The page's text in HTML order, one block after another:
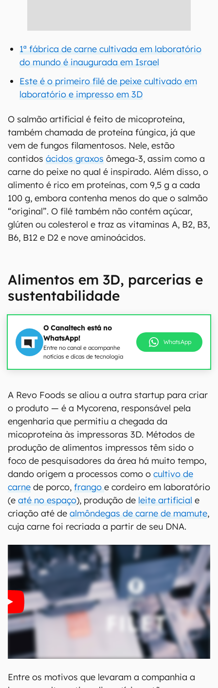
1ª fábrica de carne cultivada em laboratório
do mundo é inaugurada em Israel
Este é o primeiro filé de peixe cultivado em
laboratório e impresso em 3D
O salmão artificial é feito de micoproteína,
também chamada de proteína fúngica, já que
vem de fungos filamentosos. Nele, estão
contidos ácidos graxos ômega-3, assim como a
carne do peixe no qual é inspirado. Além disso, o
alimento é rico em proteínas, com 9,5 g a cada
100 g, embora contenha menos do que o salmão
“original”. O filé também não contém açúcar,
glúten ou colesterol e traz as vitaminas A, B2, B3,
B6, B12 e D2 e nove aminoácidos.
Alimentos em 3D, parcerias e
sustentabilidade
O Canaltech está no
WhatsApp!
Entre no canal e acompanhe
notícias e dicas de tecnologia
WhatsApp
00:00/20:46
A Revo Foods se aliou a outra startup para criar
o produto — é a Mycorena, responsável pela
engenharia que permitiu a chegada da
micoproteína às impressoras 3D. Métodos de
produção de alimentos impressos têm sido o
foco de pesquisadores da área há muito tempo,
dando origem a processos como o
cultivo de
carne
de porco,frangoe cordeiro em laboratório
(eaté no espaço), produção deleite artificial e
criação até de
almôndegas de carne de mamute,
cuja carne foi recriada a partir de seu DNA.